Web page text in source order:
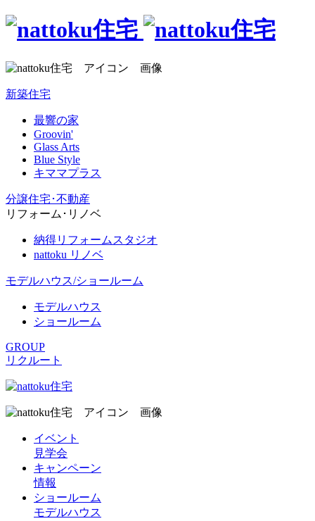
新築住宅
最響の家
Groovin'
Glass Arts
Blue Style
キママプラス
分譲住宅･不動産
リフォーム･リノベ
納得リフォームスタジオ
nattoku リノベ
モデルハウス/ショールーム
モデルハウス
ショールーム
GROUP
リクルート
イベント
見学会
キャンペーン
情報
ショールーム
モデルハウス